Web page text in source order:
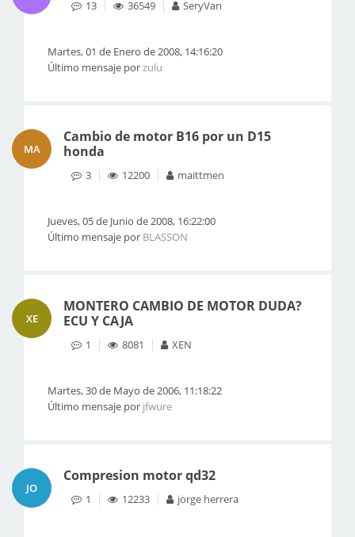
13 36549 SeryVan
Martes, 01 de Enero de 2008, 14:16:20
Último mensaje porzulu
MA
Cambio de motor B16 por un D15
honda
3 12200 maittmen
Jueves, 05 de Junio de 2008, 16:22:00
Último mensaje por BLASSON
XE
MONTERO CAMBIO DE MOTOR DUDA?
ECU Y CAJA
1 8081 XEN
Martes, 30 de Mayo de 2006, 11:18:22
Último mensaje por jfwure
JO
Compresion motor qd32
1 12233 jorge herrera